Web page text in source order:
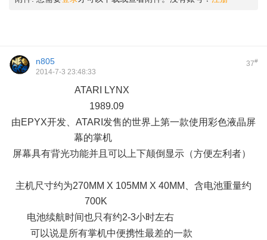
37#
n805
2014-7-3 23:48:33
ATARI LYNX
1989.097 X9 c7 M1 t, |; R
由EPYX开发、ATARI发售的世界上第一款使用彩色液晶屏
幕的掌机
屏幕具有背光功能并且可以上下颠倒显示（方便左利者）
主机尺寸约为270MM X 105MM X 40MM、含电池重量约
700K" j# I: W3 Y* y/ \# ^- H A
电池续航时间也只有约2-3小时左右
可以说是所有掌机中便携性最差的一款